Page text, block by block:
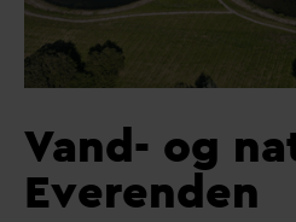
Vand- og
Everenden